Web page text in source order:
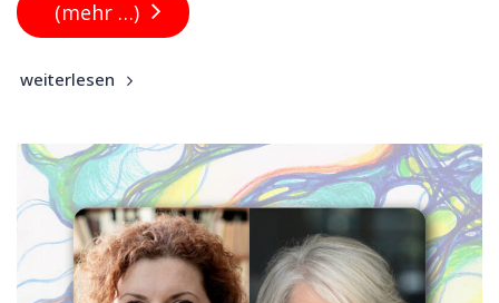
(mehr …)
weiterlesen